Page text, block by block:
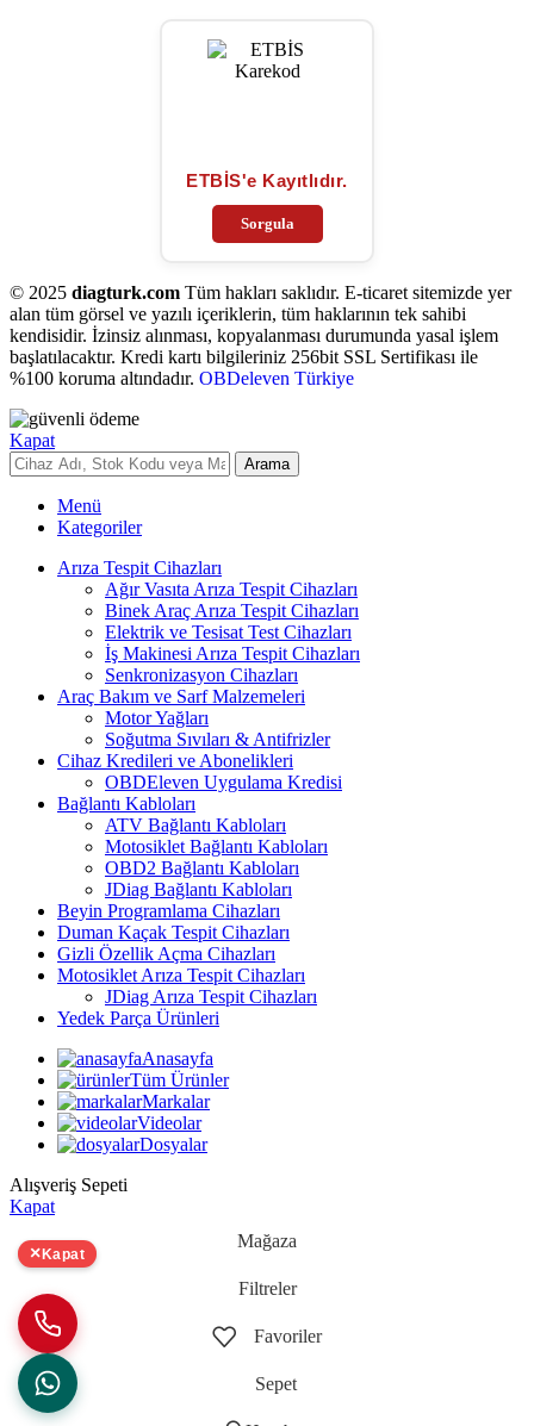
ETBİS'e Kayıtlıdır.
Sorgula
© 2025 diagturk.com Tüm hakları saklıdır. E-ticaret sitemizde yer
alan tüm görsel ve yazılı içeriklerin, tüm haklarının tek sahibi
kendisidir. İzinsiz alınması, kopyalanması durumunda yasal işlem
başlatılacaktır. Kredi kartı bilgileriniz 256bit SSL Sertifikası ile
%100 koruma altındadır. OBDeleven Türkiye
Kapat
Arama
Menü
Kategoriler
Arıza Tespit Cihazları
Ağır Vasıta Arıza Tespit Cihazları
Binek Araç Arıza Tespit Cihazları
Elektrik ve Tesisat Test Cihazları
İş Makinesi Arıza Tespit Cihazları
Senkronizasyon Cihazları
Araç Bakım ve Sarf Malzemeleri
Motor Yağları
Soğutma Sıvıları & Antifrizler
Cihaz Kredileri ve Abonelikleri
OBDEleven Uygulama Kredisi
Bağlantı Kabloları
ATV Bağlantı Kabloları
Motosiklet Bağlantı Kabloları
OBD2 Bağlantı Kabloları
JDiag Bağlantı Kabloları
Beyin Programlama Cihazları
Duman Kaçak Tespit Cihazları
Gizli Özellik Açma Cihazları
Motosiklet Arıza Tespit Cihazları
JDiag Arıza Tespit Cihazları
Yedek Parça Ürünleri
Anasayfa
Tüm Ürünler
Markalar
Videolar
Dosyalar
Alışveriş Sepeti
Kapat
Mağaza
Filtreler
Favoriler
Sepet
×Kapat